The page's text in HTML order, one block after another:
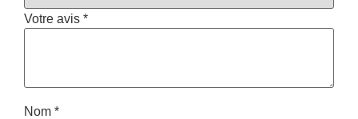
Votre avis *
Nom *